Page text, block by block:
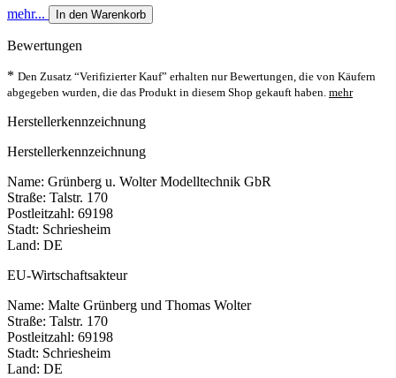
mehr... In den Warenkorb
Bewertungen
* Den Zusatz “Verifizierter Kauf” erhalten nur Bewertungen, die von Käufern
abgegeben wurden, die das Produkt in diesem Shop gekauft haben. mehr
Herstellerkennzeichnung
Herstellerkennzeichnung
Name: Grünberg u. Wolter Modelltechnik GbR
Straße: Talstr. 170
Postleitzahl: 69198
Stadt: Schriesheim
Land: DE
EU-Wirtschaftsakteur
Name: Malte Grünberg und Thomas Wolter
Straße: Talstr. 170
Postleitzahl: 69198
Stadt: Schriesheim
Land: DE